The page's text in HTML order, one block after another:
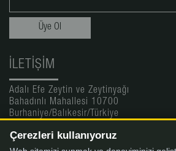
İLETIŞIM
Adalı Efe Zeytin ve Zeytinyağı
Bahadınlı Mahallesi 10700
Burhaniye/Balıkesir/Türkiye
Online Satış: 0(532) 256 09 19
Çerezleri kullanıyoruz